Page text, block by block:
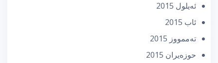
ئه‌یلول 2015
ئاب 2015
تەممووز 2015
حوزه‌یران 2015